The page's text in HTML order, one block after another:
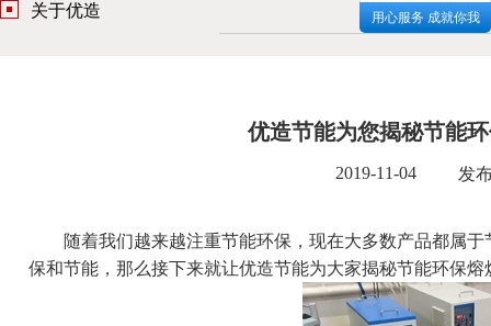
关于优造
优造节能为您揭秘节能
2019-11-04 发
随着我们越来越注重节能环保，现在大多数产品都属于
保和节能，那么接下来就让优造节能为大家揭秘节能环保
用心服务 成就你我